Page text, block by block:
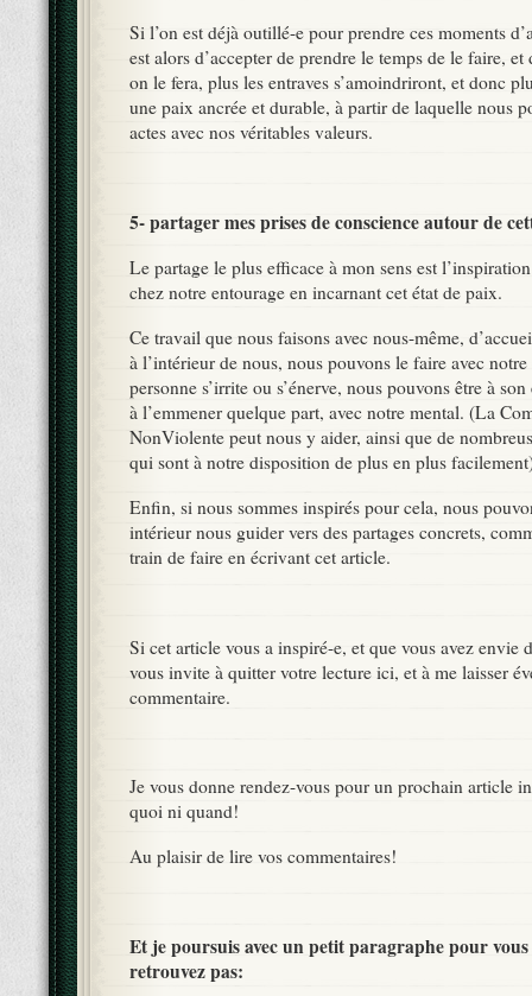
Si l’on est déjà outillé-e pour prendre ces moments
est alors d’accepter de prendre le temps de le faire,
on le fera, plus les entraves s’amoindriront, et donc
une paix ancrée et durable, à partir de laquelle nous
actes avec nos véritables valeurs.
5- partager mes prises de conscience autour de
Le partage le plus efficace à mon sens est
chez notre entourage en incarnant cet état de paix.
Ce travail que nous faisons avec nous-même,
à l’intérieur de nous, nous pouvons le faire avec
personne s’irrite ou s’énerve, nous pouvons être à
à l’emmener quelque part, avec notre mental. (La
NonViolente peut nous y aider, ainsi que de
qui sont à notre disposition de plus en plus
Enfin, si nous sommes inspirés pour cela, nous
intérieur nous guider vers des partages concrets,
train de faire en écrivant cet article.
Si cet article vous a inspiré-e, et que vous avez envie
vous invite à quitter votre lecture ici, et à me laisser
commentaire.
Je vous donne rendez-vous pour un prochain article
quoi ni quand!
Au plaisir de lire vos commentaires!
Et je poursuis avec un petit paragraphe pour
retrouvez pas: